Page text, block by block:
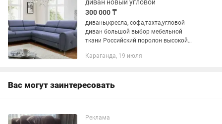
диван новый угловой
300 000 ₸
диваны,кресла, софа,тахта,угловой
диван большой выбор мебельной
ткани Российский поролон высокой
вашим фото работаем по области
Караганда, 19 июля
Вас могут заинтересовать
Реклама